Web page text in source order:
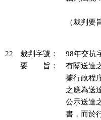
（裁判要
22 裁判字號：
98年交抗
要 旨：
有關送達
據行政程
之應為送
公示送達
書，而於